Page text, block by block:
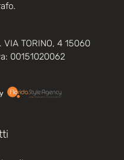
VIA TORINO, 4 15060
00151020062